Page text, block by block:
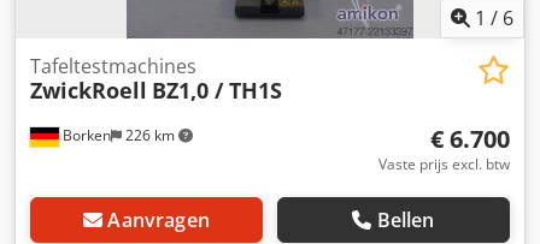
1 / 6
Borken 226 km
Tafeltestmachines
ZwickRoell BZ1,0 / TH1S
€ 6.700
Vaste prijs excl. btw
Aanvragen Bellen